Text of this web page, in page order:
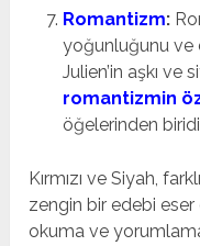
Romantizm:
yoğunluğunu ve
Julien’in aşkı ve
romantizmin
öğelerinden
Kırmızı ve Siyah,
zengin bir edebi eser
okuma ve